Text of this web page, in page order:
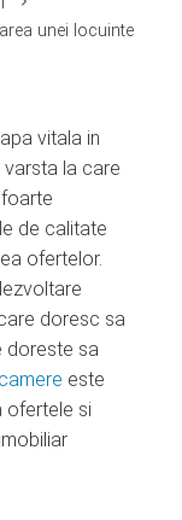
unei locuinte
vitala in
la care
de calitate
ofertelor.
doresc sa
doreste sa
este
ofertele si